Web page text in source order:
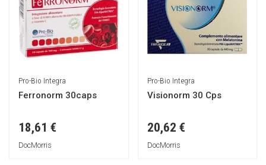
Pro-Bio Integra
Ferronorm 30caps
18,61 €
DocMorris
Pro-Bio Integra
Visionorm 30 Cps
20,62 €
DocMorris